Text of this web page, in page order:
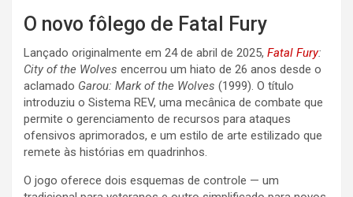
O novo fôlego de Fatal Fury
Lançado originalmente em 24 de abril de 2025, Fatal Fury:
City of the Wolves encerrou um hiato de 26 anos desde o
aclamado Garou: Mark of the Wolves (1999). O título
introduziu o Sistema REV, uma mecânica de combate que
permite o gerenciamento de recursos para ataques
ofensivos aprimorados, e um estilo de arte estilizado que
remete às histórias em quadrinhos.
O jogo oferece dois esquemas de controle — um